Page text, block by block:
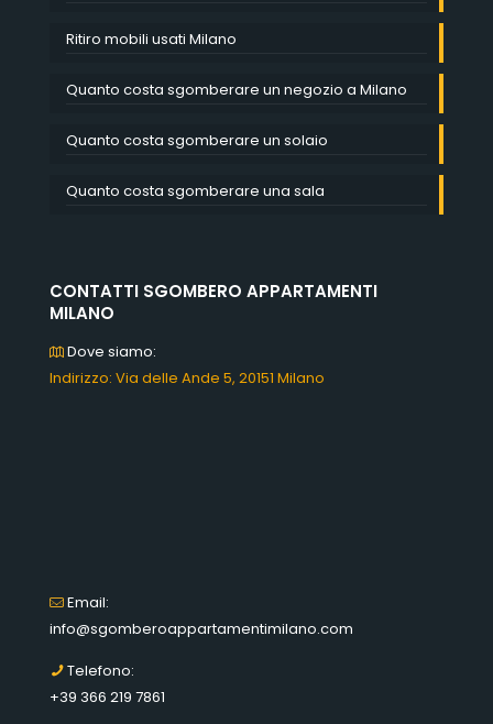
Ritiro mobili usati Milano
Quanto costa sgomberare un negozio a Milano
Quanto costa sgomberare un solaio
Quanto costa sgomberare una sala
CONTATTI SGOMBERO APPARTAMENTI
MILANO
Dove siamo:
Indirizzo: Via delle Ande 5, 20151 Milano
Email:
info@sgomberoappartamentimilano.com
Telefono:
+39 366 219 7861